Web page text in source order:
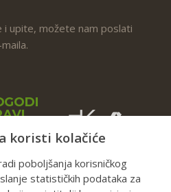
upite, možete nam poslati
koristi kolačiće
poboljšanja korisničkog
statističkih podataka za